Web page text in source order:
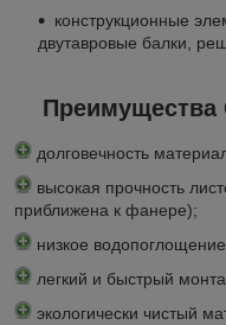
конструкционные
двутавровые балки,
Преимущества
долговечность
высокая прочность
приближена к фанере);
низкое
легкий и быстрый
экологически чистый